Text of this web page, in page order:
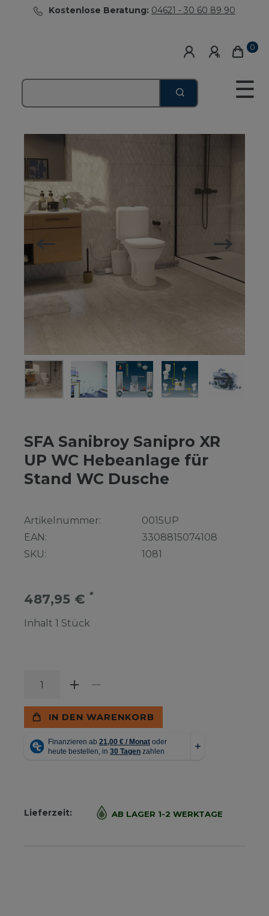
Kostenlose Beratung: 04621 - 30 60 89 90
0
☰
SFA Sanibroy Sanipro XR
UP WC Hebeanlage für
Stand WC Dusche
Artikelnummer:
EAN:
SKU:
0015UP
3308815074108
1081
487,95 € *
Inhalt 1 Stück
IN DEN WARENKORB
Lieferzeit: AB LAGER 1-2 WERKTAGE